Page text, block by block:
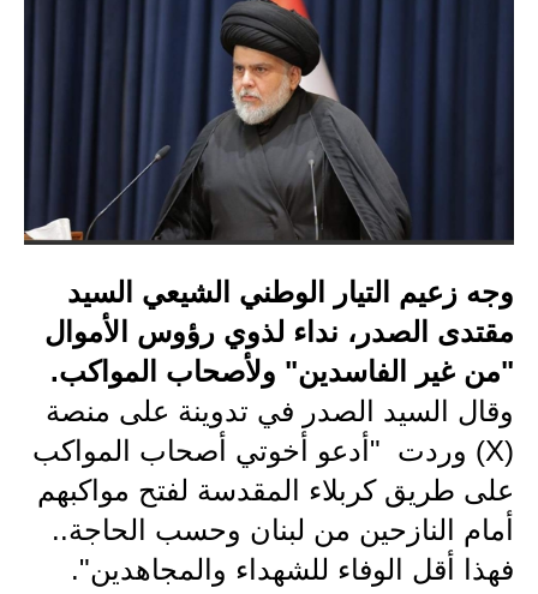
المنح المالية
قطع الاراضي
اخبار العراق
الاخبار السياسية
الاخبار الامنية
الاخبار الاقتصادية
الاخبار الرياضية
المدارس
اخبار وقرارات وزارة التربية
نتائج الامتحانات
المرحلة الابتدائية
وجه زعيم التيار الوطني الشيعي السيد
مقتدى الصدر، نداء لذوي رؤوس الأموال
"من غير الفاسدين" ولأصحاب المواكب.
وقال السيد الصدر في تدوينة على منصة
(X) وردت "أدعو أخوتي أصحاب المواكب
على طريق كربلاء المقدسة لفتح مواكبهم
أمام النازحين من لبنان وحسب الحاجة..
فهذا أقل الوفاء للشهداء والمجاهدين".